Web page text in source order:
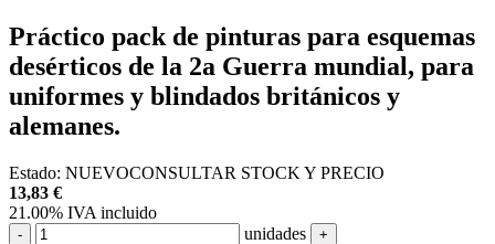
Práctico pack de pinturas para esquemas
desérticos de la 2a Guerra mundial, para
uniformes y blindados británicos y
alemanes.
Estado: NUEVOCONSULTAR STOCK Y PRECIO
13,83 €
21.00% IVA incluido
- unidades +